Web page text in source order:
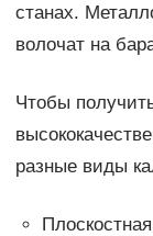
станах.
волочат на
Чтобы
разные виды